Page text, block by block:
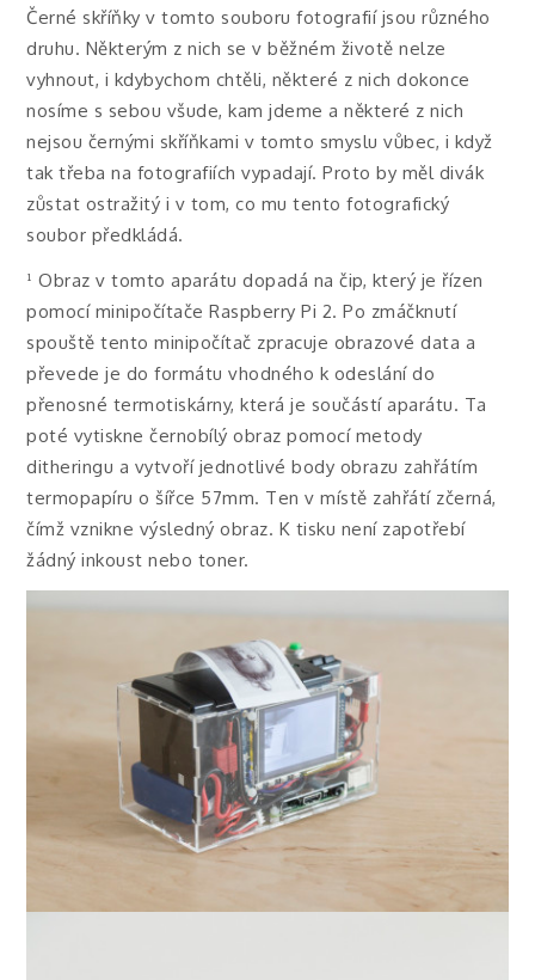
Černé skříňky v tomto souboru fotografií jsou různého
druhu. Některým z nich se v běžném životě nelze
vyhnout, i kdybychom chtěli, některé z nich dokonce
nosíme s sebou všude, kam jdeme a některé z nich
nejsou černými skříňkami v tomto smyslu vůbec, i když
tak třeba na fotografiích vypadají. Proto by měl divák
zůstat ostražitý i v tom, co mu tento fotografický
soubor předkládá.
¹ Obraz v tomto aparátu dopadá na čip, který je řízen
pomocí minipočítače Raspberry Pi 2. Po zmáčknutí
spouště tento minipočítač zpracuje obrazové data a
převede je do formátu vhodného k odeslání do
přenosné termotiskárny, která je součástí aparátu. Ta
poté vytiskne černobílý obraz pomocí metody
ditheringu a vytvoří jednotlivé body obrazu zahřátím
termopapíru o šířce 57mm. Ten v místě zahřátí zčerná,
čímž vznikne výsledný obraz. K tisku není zapotřebí
žádný inkoust nebo toner.